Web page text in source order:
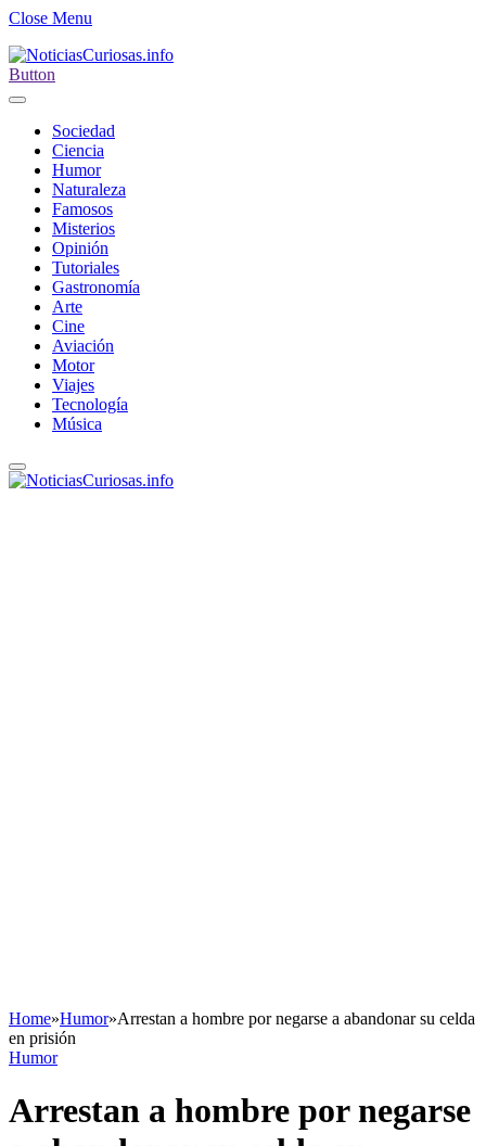
Close Menu
Button
Sociedad
Ciencia
Humor
Naturaleza
Famosos
Misterios
Opinión
Tutoriales
Gastronomía
Arte
Cine
Aviación
Motor
Viajes
Tecnología
Música
Home»Humor»Arrestan a hombre por negarse a abandonar su celda
en prisión
Humor
Arrestan a hombre por negarse